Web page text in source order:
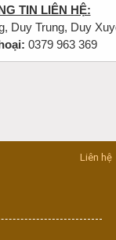
TIN LIÊN HỆ:
Duy Trung, Duy
0379 963 369
Liên hệ